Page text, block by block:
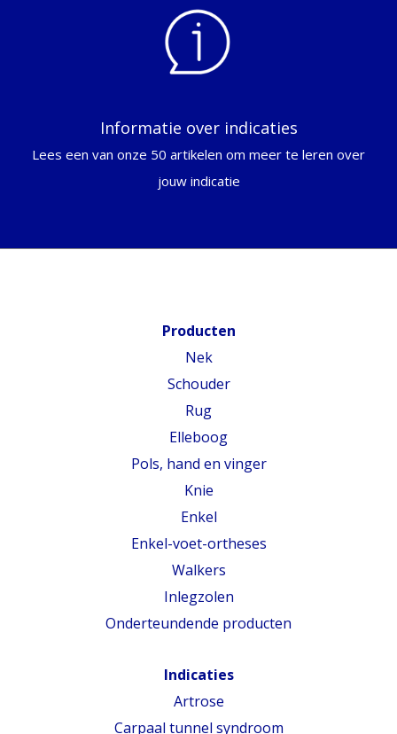
Informatie over indicaties
Lees een van onze 50 artikelen om meer te leren over
jouw indicatie
Producten
Nek
Schouder
Rug
Elleboog
Pols, hand en vinger
Knie
Enkel
Enkel-voet-ortheses
Walkers
Inlegzolen
Onderteundende producten
Indicaties
Artrose
Carpaal tunnel syndroom